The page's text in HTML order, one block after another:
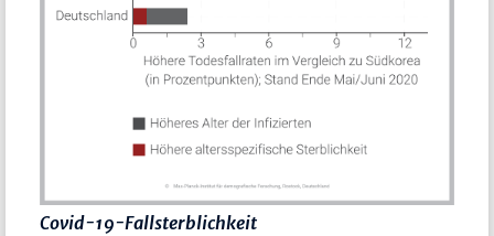
Covid-19-Fallsterblichkeit